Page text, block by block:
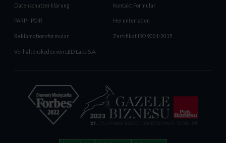
Datenschutzerklärung Kontakt Formular
PARP - POIR Herunterladen
Reklamationsformular Zertifikat ISO 9001:2015
Verhaltenskodex von LED Labs S.A.